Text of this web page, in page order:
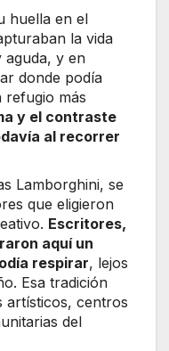
huella en el
la vida
aguda, y en
donde podía
refugio más
y el contraste
al recorrer
Lamborghini, se
que eligieron
Escritores,
aquí un
respirar, lejos
Esa tradición
artísticos, centros
del